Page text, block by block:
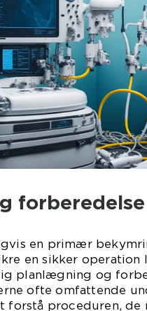
en primær
en sikker
planlægning og
ofte omfattende
forstå proceduren, de